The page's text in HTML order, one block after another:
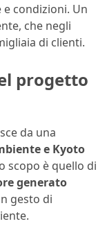
condizioni. Un
che negli
di clienti.
progetto
da una
e Kyoto
scopo è quello di
generato
gesto di